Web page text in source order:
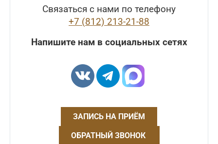
Связаться с нами по телефону
+7 (812) 213-21-88
Напишите нам в социальных сетях
ЗАПИСЬ НА ПРИЁМ
ОБРАТНЫЙ ЗВОНОК